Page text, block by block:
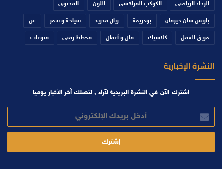
الرجاء الرياضي الكوكب المراكشي اللون المحتوى
باريس سان جيرمان بودريقة ريال مدريد سياحة و سفر عن
فريق العمل كلاسيك مال و أعمال مخطط زمني منوعات
النشرة الإخبارية
اشترك الآن في النشرة البريدية لآراء , لتصلك آخر الأخبار يوميا
بريدك
الإلكتروني